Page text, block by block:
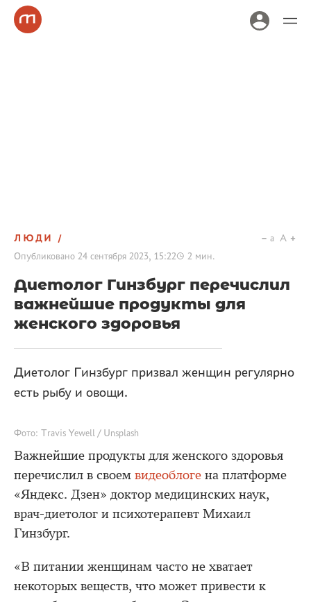
ЛЮДИ
Опубликовано 24 сентября 2023, 15:22 2 мин.
a A
Диетолог Гинзбург перечислил
важнейшие продукты для
женского здоровья
Диетолог Гинзбург призвал женщин регулярно
есть рыбу и овощи.
Фото: Travis Yewell / Unsplash
Важнейшие продукты для женского здоровья
перечислил в своем видеоблоге на платформе
«Яндекс. Дзен» доктор медицинских наук,
врач-диетолог и психотерапевт Михаил
Гинзбург.
«В питании женщинам часто не хватает
некоторых веществ, что может привести к